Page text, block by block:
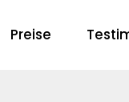
Preise